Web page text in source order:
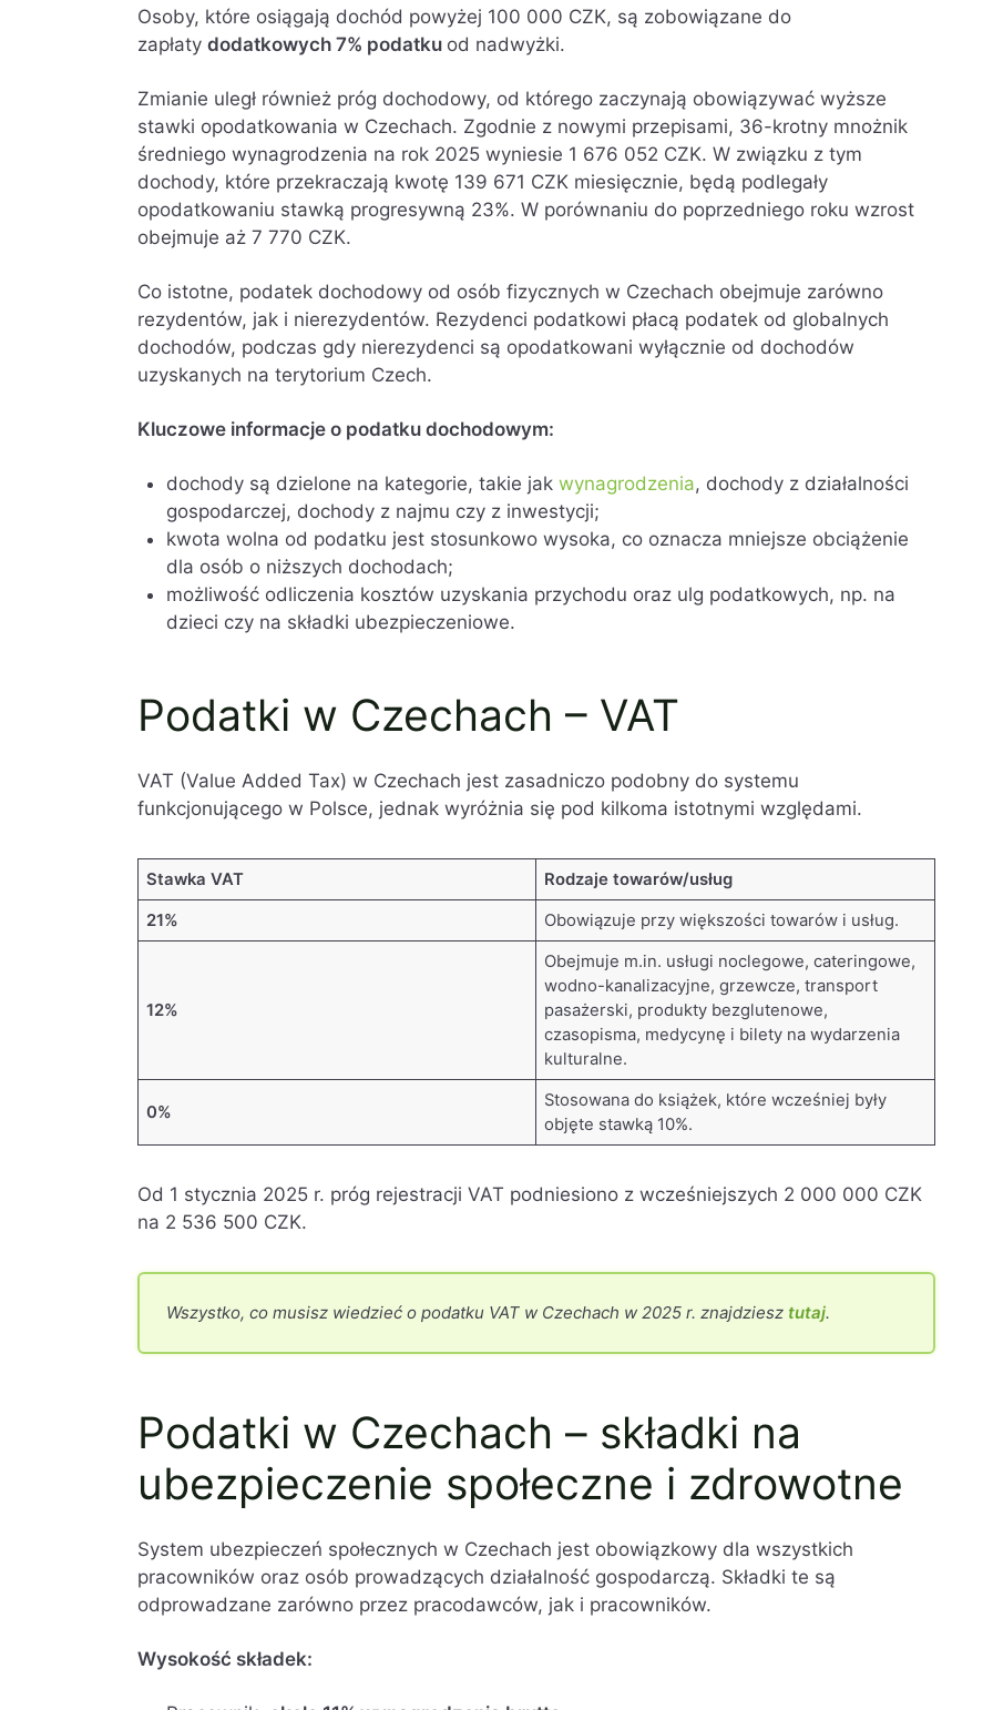
Osoby, które osiągają dochód powyżej 100 000 CZK, są zobowiązane do
zapłaty dodatkowych 7% podatku od nadwyżki.
Zmianie uległ również próg dochodowy, od którego zaczynają obowiązywać wyższe
stawki opodatkowania w Czechach. Zgodnie z nowymi przepisami, 36-krotny mnożnik
średniego wynagrodzenia na rok 2025 wyniesie 1 676 052 CZK. W związku z tym
dochody, które przekraczają kwotę 139 671 CZK miesięcznie, będą podlegały
opodatkowaniu stawką progresywną 23%. W porównaniu do poprzedniego roku wzrost
obejmuje aż 7 770 CZK.
Co istotne, podatek dochodowy od osób fizycznych w Czechach obejmuje zarówno
rezydentów, jak i nierezydentów. Rezydenci podatkowi płacą podatek od globalnych
dochodów, podczas gdy nierezydenci są opodatkowani wyłącznie od dochodów
uzyskanych na terytorium Czech.
Kluczowe informacje o podatku dochodowym:
dochody są dzielone na kategorie, takie jak wynagrodzenia, dochody z działalności
gospodarczej, dochody z najmu czy z inwestycji;
kwota wolna od podatku jest stosunkowo wysoka, co oznacza mniejsze obciążenie
dla osób o niższych dochodach;
możliwość odliczenia kosztów uzyskania przychodu oraz ulg podatkowych, np. na
dzieci czy na składki ubezpieczeniowe.
Podatki w Czechach – VAT
VAT (Value Added Tax) w Czechach jest zasadniczo podobny do systemu
funkcjonującego w Polsce, jednak wyróżnia się pod kilkoma istotnymi względami.
Stawka VAT Rodzaje towarów/usług
21% Obowiązuje przy większości towarów i usług.
12%
Obejmuje m.in. usługi noclegowe, cateringowe,
wodno-kanalizacyjne, grzewcze, transport
pasażerski, produkty bezglutenowe,
czasopisma, medycynę i bilety na wydarzenia
kulturalne.
0%
Stosowana do książek, które wcześniej były
objęte stawką 10%.
Od 1 stycznia 2025 r. próg rejestracji VAT podniesiono z wcześniejszych 2 000 000 CZK
na 2 536 500 CZK.
Wszystko, co musisz wiedzieć o podatku VAT w Czechach w 2025 r. znajdziesz tutaj.
Podatki w Czechach – składki na
ubezpieczenie społeczne i zdrowotne
System ubezpieczeń społecznych w Czechach jest obowiązkowy dla wszystkich
pracowników oraz osób prowadzących działalność gospodarczą. Składki te są
odprowadzane zarówno przez pracodawców, jak i pracowników.
Wysokość składek: